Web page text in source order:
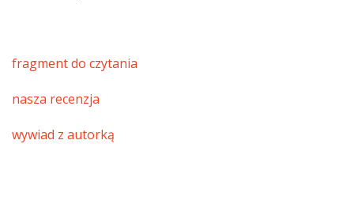
fragment do czytania
nasza recenzja
wywiad z autorką